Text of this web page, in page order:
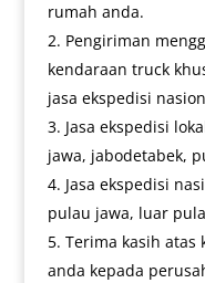
rumah anda.
Pengiriman
kendaraan truck
jasa ekspedisi
Jasa ekspedisi
jawa, jabodetabek,
Jasa ekspedisi
pulau jawa, luar
Terima kasih atas
anda kepada